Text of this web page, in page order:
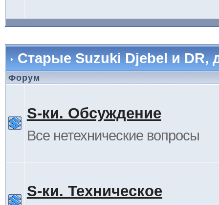
Старые Suzuki Djebel и DR,
Форум
S-ки. Обсуждение
Все нетехнические вопросы
S-ки. Техническое